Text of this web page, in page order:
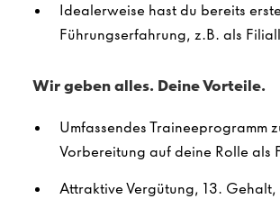
Idealerweise hast du bereits erste
Führungserfahrung, z.B. als
Wir geben alles. Deine Vorteile.
Umfassendes Traineeprogramm
Vorbereitung auf deine Rolle als
Attraktive Vergütung, 13. Gehalt,